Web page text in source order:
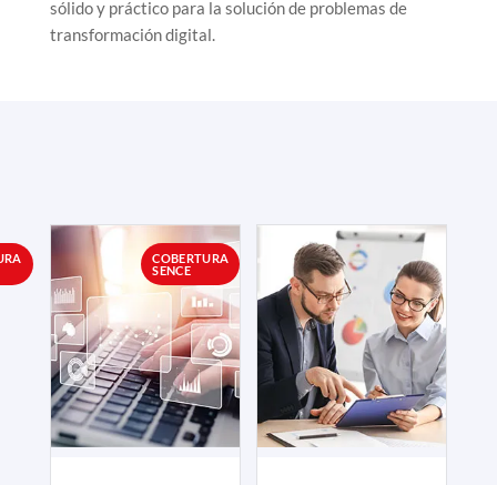
sólido y práctico para la solución de problemas de
transformación digital.
COBERTURA
SENCE